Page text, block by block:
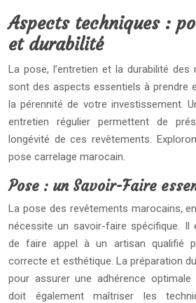
Aspects techniques :
et durabilité
La pose, l’entretien et la durabilité des
sont des aspects essentiels à prendre
la pérennité de votre investissement.
entretien régulier permettent de
longévité de ces revêtements.
pose carrelage marocain.
Pose : un Savoir-Faire
La pose des revêtements marocains,
nécessite un savoir-faire spécifique.
de faire appel à un artisan qualifié
correcte et esthétique. La préparation
pour assurer une adhérence optimale
doit également maîtriser les